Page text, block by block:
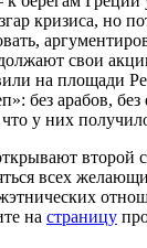
кризиса, но
свои
на площади
без арабов, без
у них
второй
всех
на страницу